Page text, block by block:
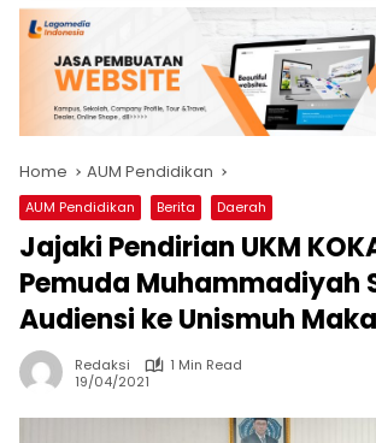
Home AUM Pendidikan
AUM Pendidikan Berita Daerah
Jajaki Pendirian UKM
Pemuda Muhammadiyah
Audiensi ke Unismuh
Redaksi
1 Min Read
19/04/2021